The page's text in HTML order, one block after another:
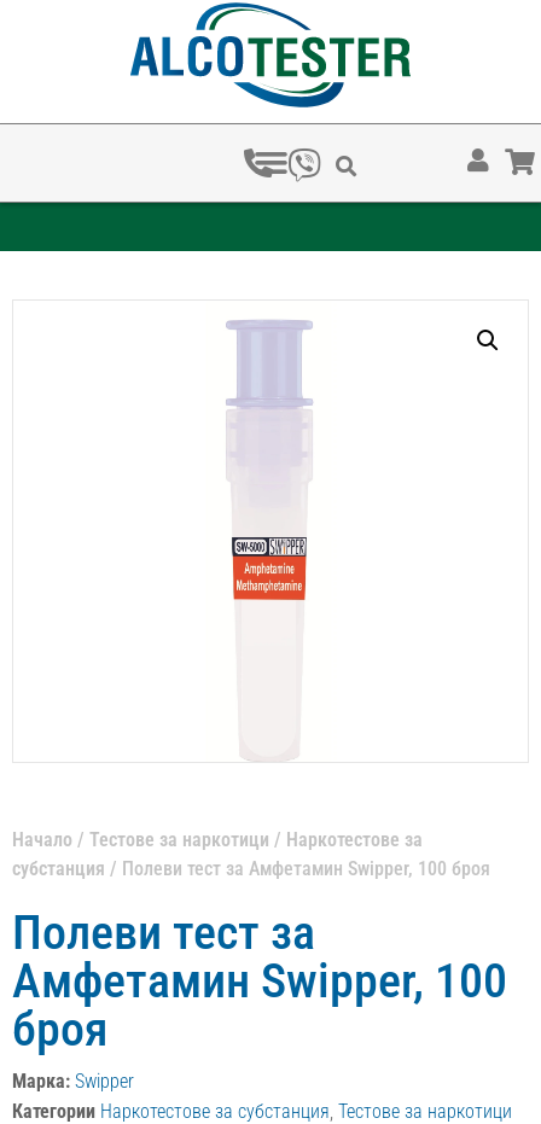
Начало / Тестове за наркотици / Наркотестове за
субстанция / Полеви тест за Амфетамин Swipper, 100 броя
Полеви тест за
Амфетамин Swipper, 100
броя
Марка: Swipper
Категории Наркотестове за субстанция, Тестове за наркотици